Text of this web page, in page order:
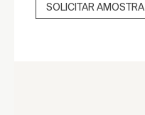
SOLICITAR AMOSTRA